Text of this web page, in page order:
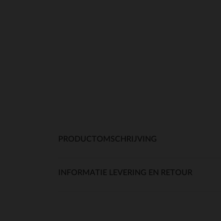
PRODUCTOMSCHRIJVING
INFORMATIE LEVERING EN RETOUR